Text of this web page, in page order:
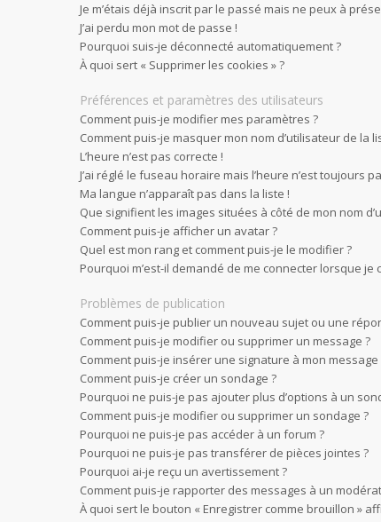
Je m’étais déjà inscrit par le passé mais ne peux à
J’ai perdu mon mot de passe !
Pourquoi suis-je déconnecté automatiquement ?
À quoi sert « Supprimer les cookies » ?
Préférences et paramètres des utilisateurs
Comment puis-je modifier mes paramètres ?
Comment puis-je masquer mon nom d’utilisateur de la
L’heure n’est pas correcte !
J’ai réglé le fuseau horaire mais l’heure n’est toujours
Ma langue n’apparaît pas dans la liste !
Que signifient les images situées à côté de mon nom
Comment puis-je afficher un avatar ?
Quel est mon rang et comment puis-je le modifier ?
Pourquoi m’est-il demandé de me connecter lorsque
Problèmes de publication
Comment puis-je publier un nouveau sujet ou une
Comment puis-je modifier ou supprimer un message ?
Comment puis-je insérer une signature à mon message
Comment puis-je créer un sondage ?
Pourquoi ne puis-je pas ajouter plus d’options à un
Comment puis-je modifier ou supprimer un sondage ?
Pourquoi ne puis-je pas accéder à un forum ?
Pourquoi ne puis-je pas transférer de pièces jointes ?
Pourquoi ai-je reçu un avertissement ?
Comment puis-je rapporter des messages à un
À quoi sert le bouton « Enregistrer comme brouillon »